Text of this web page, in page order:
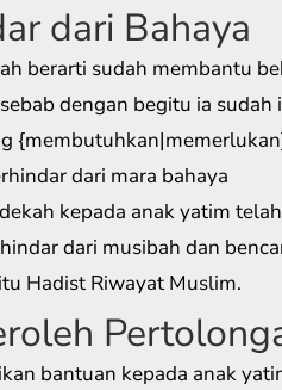
dari Bahaya
berarti sudah membantu
dengan begitu ia
dari mara bahaya
kepada anak yatim
dari musibah dan
Hadist Riwayat Muslim.
bantuan kepada anak